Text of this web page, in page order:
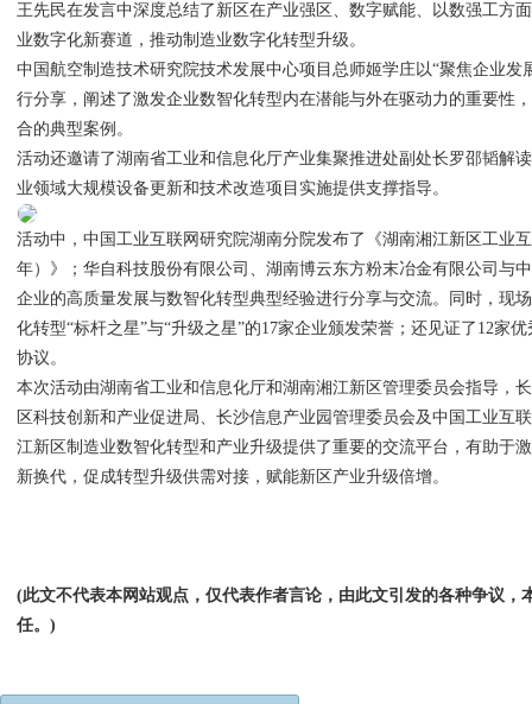
王先民在发言中深度总结了新区在产业强区、数字赋能、以数强工方
业数字化新赛道，推动制造业数字化转型升级。
中国航空制造技术研究院技术发展中心项目总师姬学庄以“聚焦企业发
行分享，阐述了激发企业数智化转型内在潜能与外在驱动力的重要性
合的典型案例。
活动还邀请了湖南省工业和信息化厅产业集聚推进处副处长罗邵韬解
业领域大规模设备更新和技术改造项目实施提供支撑指导。
活动中，中国工业互联网研究院湖南分院发布了《湖南湘江新区工业
年）》；华自科技股份有限公司、湖南博云东方粉末冶金有限公司与
企业的高质量发展与数智化转型典型经验进行分享与交流。同时，现
化转型“标杆之星”与“升级之星”的17家企业颁发荣誉；还见证了12家
协议。
本次活动由湖南省工业和信息化厅和湖南湘江新区管理委员会指导，
区科技创新和产业促进局、长沙信息产业园管理委员会及中国工业互
江新区制造业数智化转型和产业升级提供了重要的交流平台，有助于
新换代，促成转型升级供需对接，赋能新区产业升级倍增。
(此文不代表本网站观点，仅代表作者言论，由此文引发的各种争议，
任。)